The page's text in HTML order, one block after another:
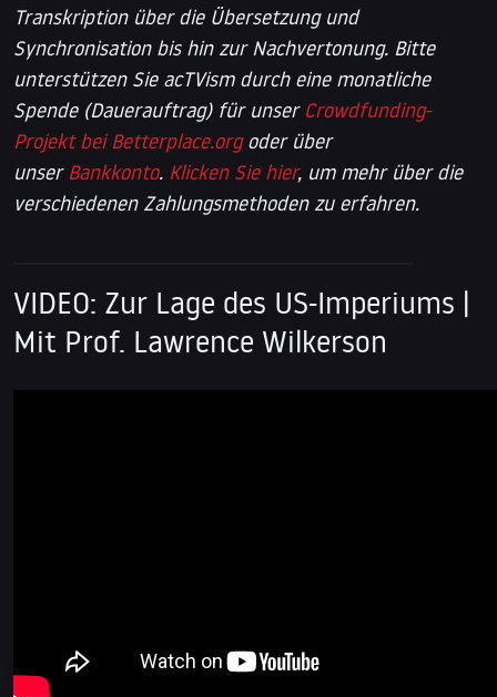
Transkription über die Übersetzung und
Synchronisation bis hin zur Nachvertonung. Bitte
unterstützen Sie acTVism durch eine monatliche
Spende (Dauerauftrag) für unser Crowdfunding-
Projekt bei Betterplace.orgoder über
unserBankkonto. Klicken Sie hier, um mehr über die
verschiedenen Zahlungsmethoden zu erfahren.
VIDEO: Zur Lage des US-Imperiums |
Mit Prof. Lawrence Wilkerson